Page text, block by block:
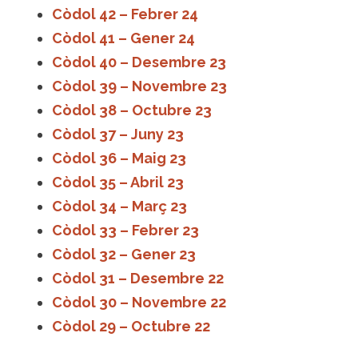
Còdol 42 – Febrer 24
Còdol 41 – Gener 24
Còdol 40 – Desembre 23
Còdol 39 – Novembre 23
Còdol 38 – Octubre 23
Còdol 37 – Juny 23
Còdol 36 – Maig 23
Còdol 35 – Abril 23
Còdol 34 – Març 23
Còdol 33 – Febrer 23
Còdol 32 – Gener 23
Còdol 31 – Desembre 22
Còdol 30 – Novembre 22
Còdol 29 – Octubre 22